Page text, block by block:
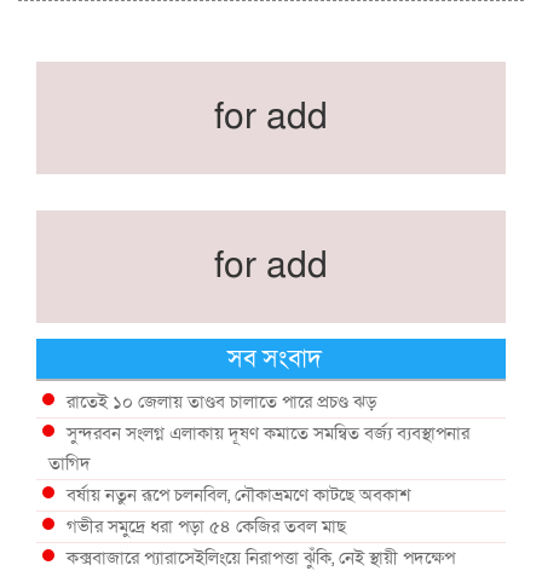
for add
for add
সব সংবাদ
রাতেই ১০ জেলায় তাণ্ডব চালাতে পারে প্রচণ্ড ঝড়
সুন্দরবন সংলগ্ন এলাকায় দূষণ কমাতে সমন্বিত বর্জ্য ব্যবস্থাপনার
তাগিদ
বর্ষায় নতুন রূপে চলনবিল, নৌকাভ্রমণে কাটছে অবকাশ
গভীর সমুদ্রে ধরা পড়া ৫৪ কেজির তবল মাছ
কক্সবাজারে প্যারাসেইলিংয়ে নিরাপত্তা ঝুঁকি, নেই স্থায়ী পদক্ষেপ